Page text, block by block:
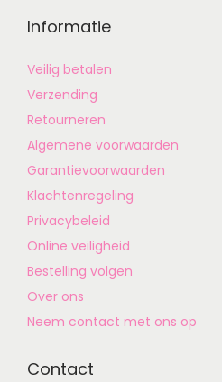
Informatie
Veilig betalen
Verzending
Retourneren
Algemene voorwaarden
Garantievoorwaarden
Klachtenregeling
Privacybeleid
Online veiligheid
Bestelling volgen
Over ons
Neem contact met ons op
Contact